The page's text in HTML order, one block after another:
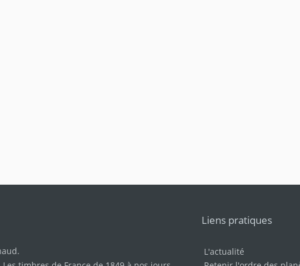
.
Liens pratiques
L'actualité